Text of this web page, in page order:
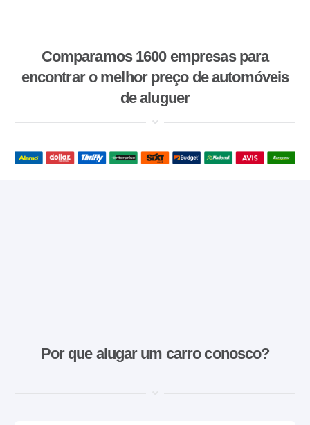
Comparamos 1600 empresas para
encontrar o melhor preço de automóveis
de aluguer
Por que alugar um carro conosco?